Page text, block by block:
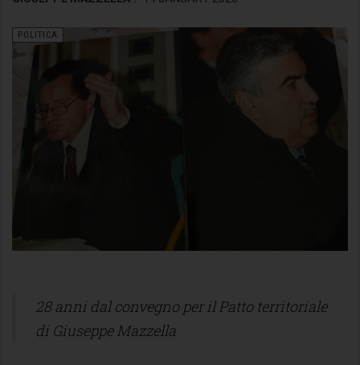
POLITICA
28 anni dal convegno per il Patto territoriale
di Giuseppe Mazzella